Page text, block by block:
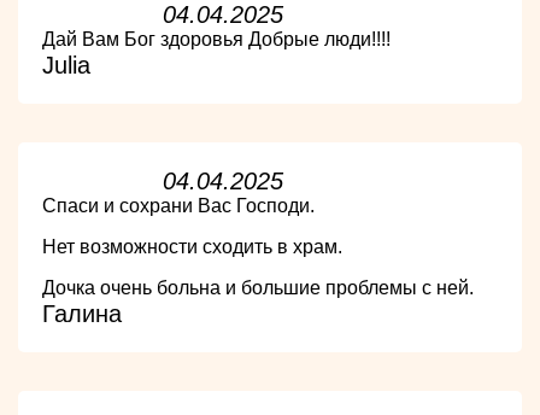
04.04.2025
Дай Вам Бог здоровья Добрые люди!!!!
Julia
04.04.2025
Спаси и сохрани Вас Господи.
Нет возможности сходить в храм.
Дочка очень больна и большие проблемы с ней.
Галина